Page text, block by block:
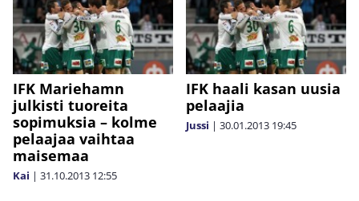
IFK Mariehamn
julkisti tuoreita
sopimuksia – kolme
pelaajaa vaihtaa
maisemaa
Kai | 31.10.2013 12:55
IFK haali kasan uusia
pelaajia
Jussi | 30.01.2013 19:45